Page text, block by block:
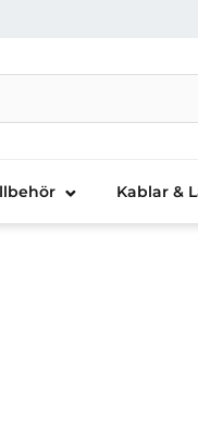
Kablar &